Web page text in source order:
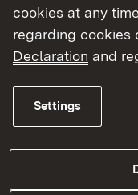
Durch die enge
Praxis im
an der
Kenntnisse und
Pferdewirtschaft
Voraussetzungen
Zukunft in der
cookies at any
regarding cookies
Declaration and
Settings